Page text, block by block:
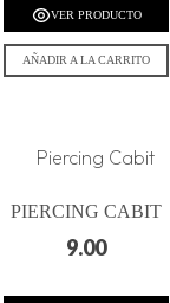
VER PRODUCTO
AÑADIR A LA CARRITO
PIERCING CABIT
9.00